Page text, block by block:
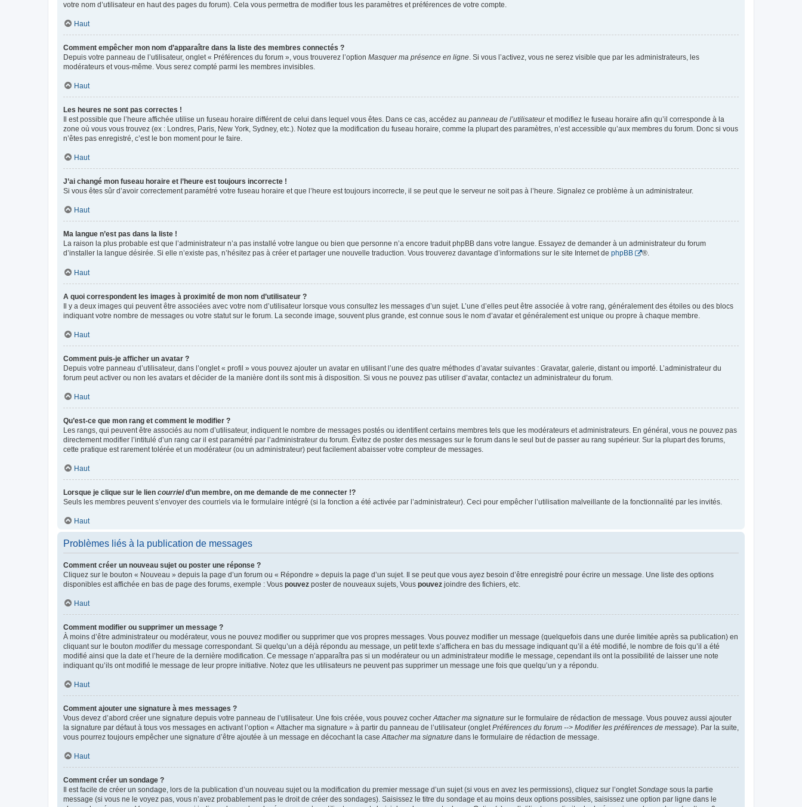
votre nom d’utilisateur en haut des pages du forum). Cela vous permettra de modifier tous les paramètres et préférences de votre compte.
Haut
Comment empêcher mon nom d’apparaître dans la liste des membres connectés ?
Depuis votre panneau de l’utilisateur, onglet « Préférences du forum », vous trouverez l’option Masquer ma présence en ligne. Si vous l’activez, vous ne serez visible que par les administrateurs, les
modérateurs et vous-même. Vous serez compté parmi les membres invisibles.
Haut
Les heures ne sont pas correctes !
Il est possible que l’heure affichée utilise un fuseau horaire différent de celui dans lequel vous êtes. Dans ce cas, accédez au panneau de l’utilisateuret modifiez le fuseau horaire afin qu’il corresponde à la
zone où vous vous trouvez (ex : Londres, Paris, New York, Sydney, etc.). Notez que la modification du fuseau horaire, comme la plupart des paramètres, n’est accessible qu’aux membres du forum. Donc si vous
n’êtes pas enregistré, c’est le bon moment pour le faire.
Haut
J’ai changé mon fuseau horaire et l’heure est toujours incorrecte !
Si vous êtes sûr d’avoir correctement paramétré votre fuseau horaire et que l’heure est toujours incorrecte, il se peut que le serveur ne soit pas à l’heure. Signalez ce problème à un administrateur.
Haut
Ma langue n’est pas dans la liste !
La raison la plus probable est que l’administrateur n’a pas installé votre langue ou bien que personne n’a encore traduit phpBB dans votre langue. Essayez de demander à un administrateur du forum
d’installer la langue désirée. Si elle n’existe pas, n’hésitez pas à créer et partager une nouvelle traduction. Vous trouverez davantage d’informations sur le site Internet de phpBB ®.
Haut
A quoi correspondent les images à proximité de mon nom d’utilisateur ?
Il y a deux images qui peuvent être associées avec votre nom d’utilisateur lorsque vous consultez les messages d’un sujet. L’une d’elles peut être associée à votre rang, généralement des étoiles ou des blocs
indiquant votre nombre de messages ou votre statut sur le forum. La seconde image, souvent plus grande, est connue sous le nom d’avatar et généralement est unique ou propre à chaque membre.
Haut
Comment puis-je afficher un avatar ?
Depuis votre panneau d’utilisateur, dans l’onglet « profil » vous pouvez ajouter un avatar en utilisant l’une des quatre méthodes d’avatar suivantes : Gravatar, galerie, distant ou importé. L’administrateur du
forum peut activer ou non les avatars et décider de la manière dont ils sont mis à disposition. Si vous ne pouvez pas utiliser d’avatar, contactez un administrateur du forum.
Haut
Qu’est-ce que mon rang et comment le modifier ?
Les rangs, qui peuvent être associés au nom d’utilisateur, indiquent le nombre de messages postés ou identifient certains membres tels que les modérateurs et administrateurs. En général, vous ne pouvez pas
directement modifier l’intitulé d’un rang car il est paramétré par l’administrateur du forum. Évitez de poster des messages sur le forum dans le seul but de passer au rang supérieur. Sur la plupart des forums,
cette pratique est rarement tolérée et un modérateur (ou un administrateur) peut facilement abaisser votre compteur de messages.
Haut
Lorsque je clique sur le lien courrield’un membre, on me demande de me connecter !?
Seuls les membres peuvent s’envoyer des courriels via le formulaire intégré (si la fonction a été activée par l’administrateur). Ceci pour empêcher l’utilisation malveillante de la fonctionnalité par les invités.
Haut
Problèmes liés à la publication de messages
Comment créer un nouveau sujet ou poster une réponse ?
Cliquez sur le bouton « Nouveau » depuis la page d’un forum ou « Répondre » depuis la page d’un sujet. Il se peut que vous ayez besoin d’être enregistré pour écrire un message. Une liste des options
disponibles est affichée en bas de page des forums, exemple : Vous pouvez poster de nouveaux sujets, Vous pouvez joindre des fichiers, etc.
Haut
Comment modifier ou supprimer un message ?
À moins d’être administrateur ou modérateur, vous ne pouvez modifier ou supprimer que vos propres messages. Vous pouvez modifier un message (quelquefois dans une durée limitée après sa publication) en
cliquant sur le bouton modifierdu message correspondant. Si quelqu’un a déjà répondu au message, un petit texte s’affichera en bas du message indiquant qu’il a été modifié, le nombre de fois qu’il a été
modifié ainsi que la date et l’heure de la dernière modification. Ce message n’apparaîtra pas si un modérateur ou un administrateur modifie le message, cependant ils ont la possibilité de laisser une note
indiquant qu’ils ont modifié le message de leur propre initiative. Notez que les utilisateurs ne peuvent pas supprimer un message une fois que quelqu’un y a répondu.
Haut
Comment ajouter une signature à mes messages ?
Vous devez d’abord créer une signature depuis votre panneau de l’utilisateur. Une fois créée, vous pouvez cocherAttacher ma signature sur le formulaire de rédaction de message. Vous pouvez aussi ajouter
la signature par défaut à tous vos messages en activant l’option « Attacher ma signature » à partir du panneau de l’utilisateur (ongletPréférences du forum --> Modifier les préférences de message). Par la suite,
vous pourrez toujours empêcher une signature d’être ajoutée à un message en décochant la caseAttacher ma signature dans le formulaire de rédaction de message.
Haut
Comment créer un sondage ?
Il est facile de créer un sondage, lors de la publication d’un nouveau sujet ou la modification du premier message d’un sujet (si vous en avez les permissions), cliquez sur l’ongletSondage sous la partie
message (si vous ne le voyez pas, vous n’avez probablement pas le droit de créer des sondages). Saisissez le titre du sondage et au moins deux options possibles, saisissez une option par ligne dans le